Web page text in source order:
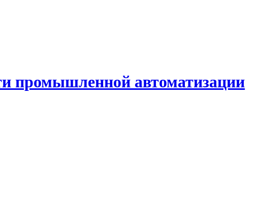
промышленной автоматизации